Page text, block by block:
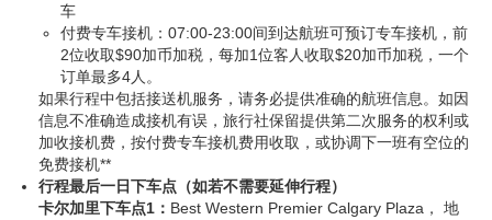
车
付费专车接机：07:00-23:00间到达航班可预订专车接机，前
2位收取$90加币加税，每加1位客人收取$20加币加税，一个
订单最多4人。
如果行程中包括接送机服务，请务必提供准确的航班信息。如因
信息不准确造成接机有误，旅行社保留提供第二次服务的权利或
加收接机费，按付费专车接机费用收取，或协调下一班有空位的
免费接机**
行程最后一日下车点（如若不需要延伸行程）
卡尔加里下车点1： Best Western Premier Calgary Plaza， 地